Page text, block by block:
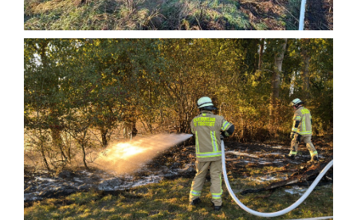
Einsatzberichte
Einsatzticker